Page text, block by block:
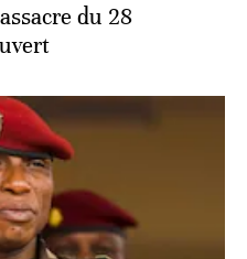
du 28